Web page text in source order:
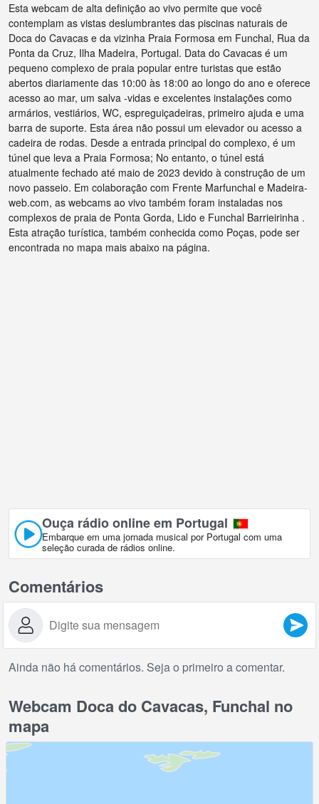
Esta webcam de alta definição ao vivo permite que você
contemplam as vistas deslumbrantes das piscinas naturais de
Doca do Cavacas e da vizinha Praia Formosa em Funchal, Rua da
Ponta da Cruz, Ilha Madeira, Portugal. Data do Cavacas é um
pequeno complexo de praia popular entre turistas que estão
abertos diariamente das 10:00 às 18:00 ao longo do ano e oferece
acesso ao mar, um salva -vidas e excelentes instalações como
armários, vestiários, WC, espreguiçadeiras, primeiro ajuda e uma
barra de suporte. Esta área não possui um elevador ou acesso a
cadeira de rodas. Desde a entrada principal do complexo, é um
túnel que leva a Praia Formosa; No entanto, o túnel está
atualmente fechado até maio de 2023 devido à construção de um
novo passeio. Em colaboração com Frente Marfunchal e Madeira-
web.com, as webcams ao vivo também foram instaladas nos
complexos de praia de Ponta Gorda, Lido e Funchal Barrieirinha .
Esta atração turística, também conhecida como Poças, pode ser
encontrada no mapa mais abaixo na página.
Ouça rádio online em Portugal
Embarque em uma jornada musical por Portugal com uma
seleção curada de rádios online.
Comentários
Ainda não há comentários. Seja o primeiro a comentar.
Webcam Doca do Cavacas, Funchal no
mapa